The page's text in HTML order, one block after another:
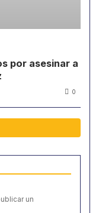
por asesinar a
0
un